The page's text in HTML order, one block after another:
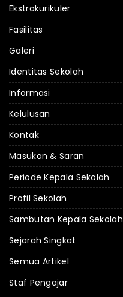
Ekstrakurikuler
Fasilitas
Galeri
Identitas Sekolah
Informasi
Kelulusan
Kontak
Masukan & Saran
Periode Kepala Sekolah
Profil Sekolah
Sambutan Kepala Sekolah
Sejarah Singkat
Semua Artikel
Staf Pengajar